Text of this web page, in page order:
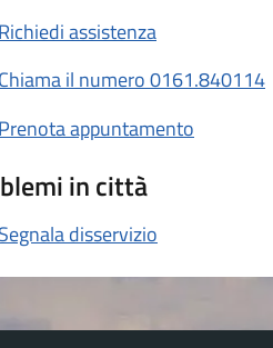
Richiedi assistenza
Chiama il numero 0161.840114
Prenota appuntamento
in città
Segnala disservizio